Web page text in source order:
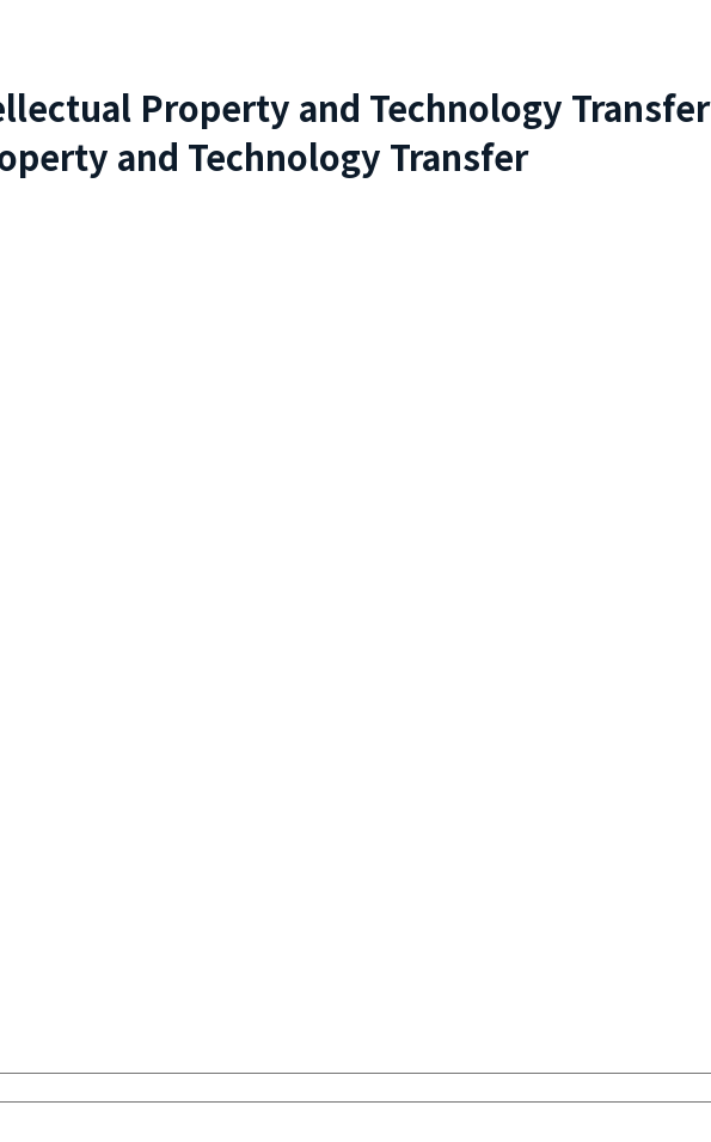
Property and Technology Transfer
and Technology Transfer